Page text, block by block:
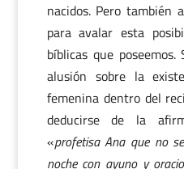
nacidos. Pero también
para avalar esta
bíblicas que
alusión sobre la
femenina dentro del
deducirse de la
«profetisa Ana que no
noche con ayuno y